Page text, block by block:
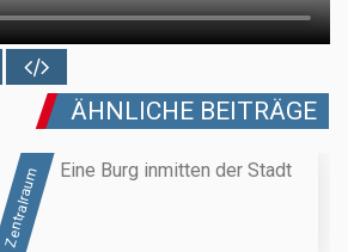
ÄHNLICHE BEITRÄGE
Zentralraum Eine Burg inmitten der Stadt